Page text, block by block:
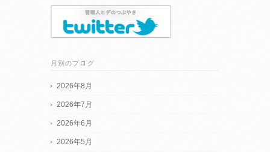
月別のブログ
2026年8月
2026年7月
2026年6月
2026年5月